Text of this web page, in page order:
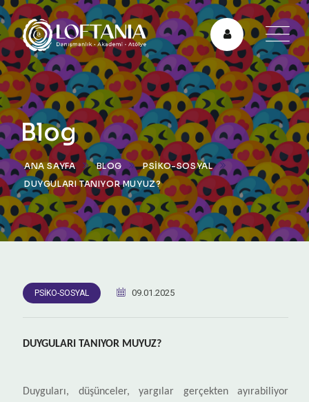
Blog
ANA SAYFA BLOG
PSIKO-SOSYAL
​​​​​​​DUYGULARI TANIYOR MUYUZ?
PSIKO-SOSYAL 09.01.2025
DUYGULARI TANIYOR MUYUZ?
Duyguları, düşünceler, yargılar gerçekten ayırabiliyor